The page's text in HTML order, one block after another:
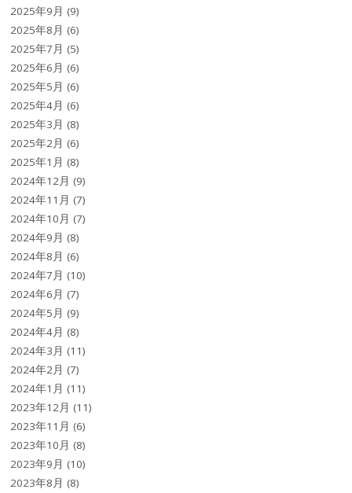
2025年9月 (9)
2025年8月 (6)
2025年7月 (5)
2025年6月 (6)
2025年5月 (6)
2025年4月 (6)
2025年3月 (8)
2025年2月 (6)
2025年1月 (8)
2024年12月 (9)
2024年11月 (7)
2024年10月 (7)
2024年9月 (8)
2024年8月 (6)
2024年7月 (10)
2024年6月 (7)
2024年5月 (9)
2024年4月 (8)
2024年3月 (11)
2024年2月 (7)
2024年1月 (11)
2023年12月 (11)
2023年11月 (6)
2023年10月 (8)
2023年9月 (10)
2023年8月 (8)